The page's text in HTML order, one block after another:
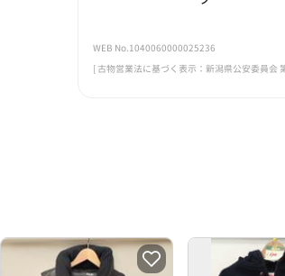
WEB No.1040060000025236
[ 古物営業法に基づく表示：新潟県公安委員会